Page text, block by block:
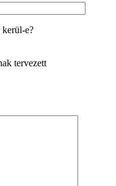
kerül-e?
tervezett